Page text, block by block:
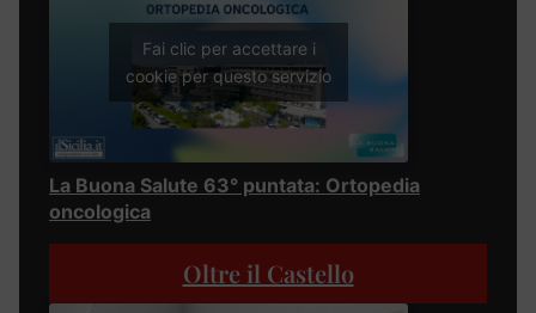
Fai clic per accettare i
cookie per questo servizio
La Buona Salute 63° puntata: Ortopedia
oncologica
Oltre il Castello